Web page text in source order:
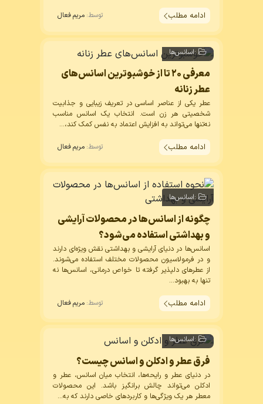
ادامه مطلب توسط: مریم فعال
:اسانس‌ها
معرفی ۲۰ تا از خوشبوترین اسانس‌های
عطر زنانه
عطر یکی از عناصر اساسی در تعریف زیبایی و جذابیت
شخصیتی هر زن است. انتخاب یک اسانسمناسب
نه‌تنها می‌تواند به افزایش اعتماد به نفس کمک کند،...
ادامه مطلب توسط: مریم فعال
:اسانس‌ها
چگونه از اسانس‌ها در محصولات آرایشی
و بهداشتی استفاده می‌شود؟
اسانس‌ها در دنیای آرایشی و بهداشتی نقش ویژه‌ای دارند
و در فرمولاسیون محصولات مختلف استفاده می‌شوند.
از عطرهای دلپذیر گرفته تا خواص درمانی، اسانس‌ها نه
تنها به بهبود...
ادامه مطلب توسط: مریم فعال
:اسانس‌ها
فرق عطر و ادکلن و اسانس چیست؟
در دنیای عطر و رایحه‌ها، انتخاب میان اسانس، عطر و
ادکلن می‌تواند چالش برانگیز باشد. این محصولات
معطر هر یک ویژگی‌ها و کاربردهای خاصی دارند که به...